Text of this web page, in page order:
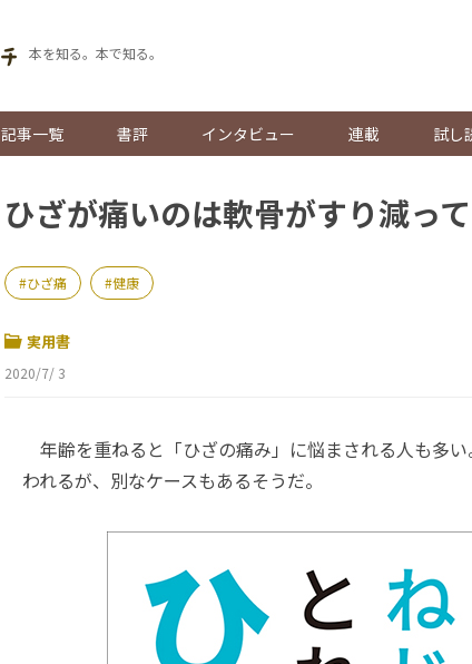
本を知る。本で知る。
記事一覧 書評 インタビュー 連載 試し
ひざが痛いのは軟骨がすり減っ
ひざ痛 健康
実用書
2020/7/ 3
年齢を重ねると「ひざの痛み」に悩まされる人も多
われるが、別なケースもあるそうだ。